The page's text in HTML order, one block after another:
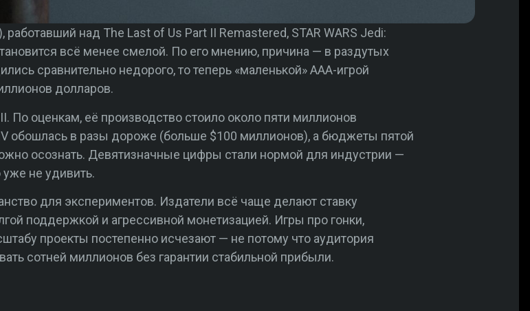
работавший над The Last of Us Part II Remastered, STAR WARS Jedi:
всё менее смелой. По его мнению, причина — в раздутых
сравнительно недорого, то теперь «маленькой» AAA-игрой
долларов.
По оценкам, её производство стоило около пяти миллионов
обошлась в разы дороже (больше $100 миллионов), а бюджеты пятой
осознать. Девятизначные цифры стали нормой для индустрии —
не удивить.
для экспериментов. Издатели всё чаще делают ставку
поддержкой и агрессивной монетизацией. Игры про гонки,
проекты постепенно исчезают — не потому что аудитория
сотней миллионов без гарантии стабильной прибыли.